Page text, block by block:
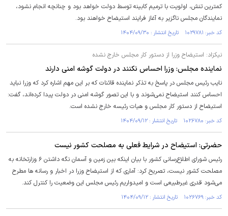
کمترین تنش، اولویت با ترمیم کابینه توسط دولت خواهد بود و چنانچه انجام نشود،
نمایندگان مجلس ناگزیر به آغاز فرایند استیضاح خواهند بود.
کد خبر: ۱۰۲۹۷۸۱ تاریخ انتشار : ۱۴۰۴/۰۹/۳۰
نیکزاد: استیضاح وزرا از دستور کار مجلس خارج نشده
نماینده مجلس: وزرا احساس نکنند در دولت گوشه امنی دارند
نایب رئیس مجلس در پاسخ به تذکر نماینده قائنات که بر این مهم اشاره کرد که وزرا نباید
احساس کنند استیضاح نمی‌شوند و با این تصور گوشه امنی در دولت پیدا کرده‌اند، گفت:
استیضاح از دستور کار مجلس و هیات رئیسه خارج نشده است.
کد خبر: ۱۰۲۶۷۸۰ تاریخ انتشار : ۱۴۰۴/۰۹/۱۲
حضرتی: استیضاح در شرایط فعلی به مصلحت کشور نیست
رئیس شورای اطلاع‌رسانی کشور با بیان اینکه بین زمین و آسمان نگه داشتن ۶ وزارتخانه به
مصلحت کشور نیست، تصریح کرد: آماری که از استیضاح وزرا در اخبار و رسانه ها مطرح
می‌شود قدری غیرطبیعی است و امیدواریم رئیس مجلس این وضعیت را کنترل کند.
کد خبر: ۱۰۲۶۷۶۹ تاریخ انتشار : ۱۴۰۴/۰۹/۱۲